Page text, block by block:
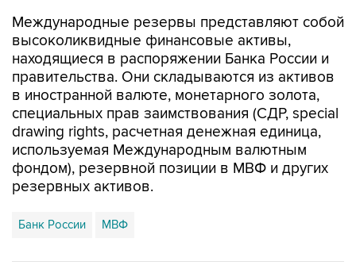
Международные резервы представляют собой
высоколиквидные финансовые активы,
находящиеся в распоряжении Банка России и
правительства. Они складываются из активов
в иностранной валюте, монетарного золота,
специальных прав заимствования (СДР, special
drawing rights, расчетная денежная единица,
используемая Международным валютным
фондом), резервной позиции в МВФ и других
резервных активов.
Банк России МВФ